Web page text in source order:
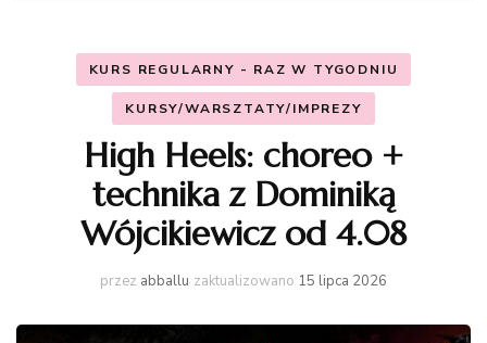
KURS REGULARNY - RAZ W TYGODNIU
KURSY/WARSZTATY/IMPREZY
High Heels: choreo +
technika z Dominiką
Wójcikiewicz od 4.08
przez abballu zaktualizowano 15 lipca 2026